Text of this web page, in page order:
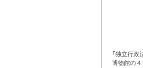
「独立行政
博物館の４